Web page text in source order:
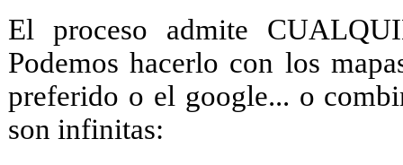
El proceso admite
Podemos hacerlo con los
preferido o el google... o
son infinitas: